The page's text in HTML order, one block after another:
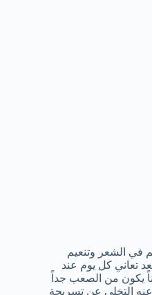
الشعر وتنعيم
تعاني كل يوم عند
يكون من الصعب جداً
التخلي عن تسريحة